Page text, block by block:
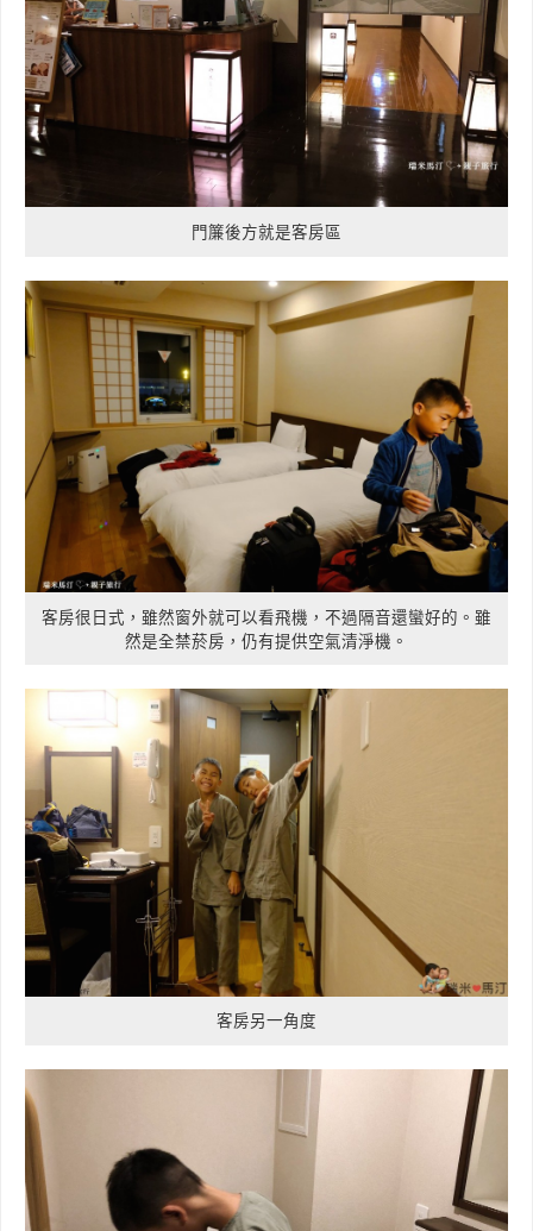
門簾後方就是客房區
客房很日式，雖然窗外就可以看飛機，不過隔音還蠻好的。雖
然是全禁菸房，仍有提供空氣清淨機。
客房另一角度